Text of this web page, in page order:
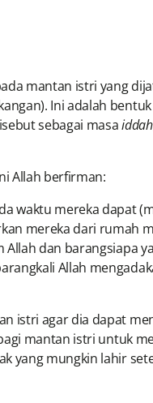
mantan istri yang
Ini adalah
sebagai masaiddah
Allah berfirman:
waktu mereka dapat
mereka dari rumah
dan barangsiapa
Allah
istri agar dia dapat
mantan istri untuk
yang mungkin lahir